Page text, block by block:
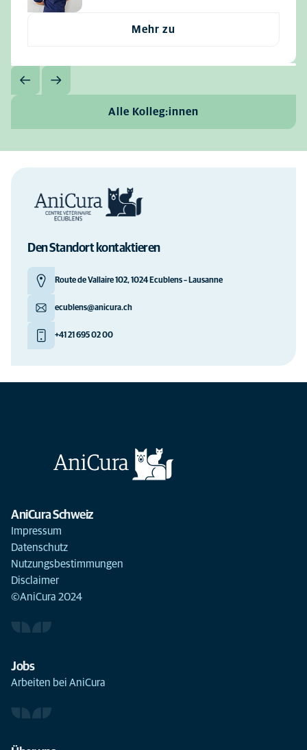
Mehr zu
Alle Kolleg:innen
Den Standort kontaktieren
Route de Vallaire 102, 1024 Ecublens – Lausanne
ecublens@anicura.ch
+41 21 695 02 00
AniCura Schweiz
Impressum
Datenschutz
Nutzungsbestimmungen
Disclaimer
©AniCura 2024
Jobs
Arbeiten bei AniCura